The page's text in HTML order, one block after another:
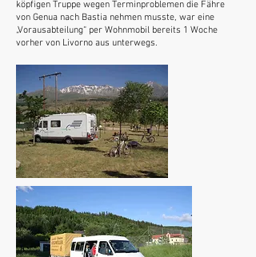
köpfigen Truppe wegen Terminproblemen die Fähre
von Genua nach Bastia nehmen musste, war eine
„Vorausabteilung“ per Wohnmobil bereits 1 Woche
vorher von Livorno aus unterwegs.